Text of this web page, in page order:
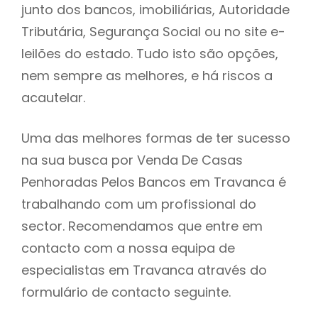
junto dos bancos, imobiliárias, Autoridade
Tributária, Segurança Social ou no site e-
leilões do estado. Tudo isto são opções,
nem sempre as melhores, e há riscos a
acautelar.
Uma das melhores formas de ter sucesso
na sua busca por Venda De Casas
Penhoradas Pelos Bancos em Travanca é
trabalhando com um profissional do
sector. Recomendamos que entre em
contacto com a nossa equipa de
especialistas em Travanca através do
formulário de contacto seguinte.